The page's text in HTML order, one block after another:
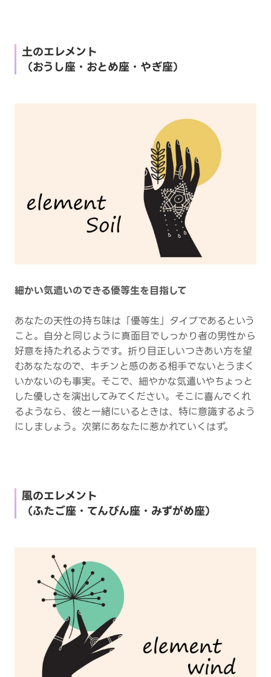
土のエレメント
（おうし座・おとめ座・やぎ座）
細かい気遣いのできる優等生を目指して
あなたの天性の持ち味は「優等生」タイプであるという
こと。自分と同じように真面目でしっかり者の男性から
好意を持たれるようです。折り目正しいつきあい方を望
むあなたなので、キチンと感のある相手でないとうまく
いかないのも事実。そこで、細やかな気遣いやちょっと
した優しさを演出してみてください。そこに喜んでくれ
るようなら、彼と一緒にいるときは、特に意識するよう
にしましょう。次第にあなたに惹かれていくはず。
風のエレメント
（ふたご座・てんびん座・みずがめ座）